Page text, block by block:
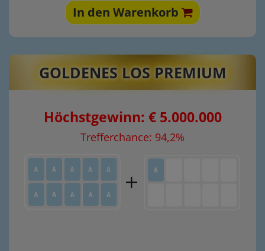
In den Warenkorb
GOLDENES LOS PREMIUM
Höchstgewinn: € 5.000.000
Trefferchance: 94,2%